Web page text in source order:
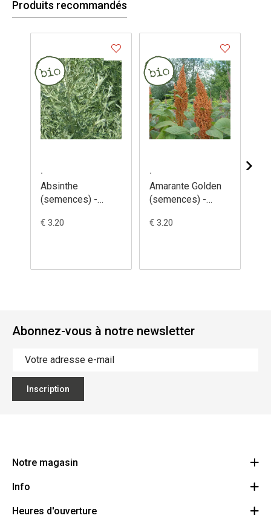
Produits recommandés
.
Absinthe
(semences) -
absinthum
€ 3.20
.
Amarante Golden
(semences) -
hypochondriacus
€ 3.20
Abonnez-vous à notre newsletter
Inscription
Notre magasin
Ecoflora
1500 Halle
Info
Offres d'emploi
Heures d'ouverture